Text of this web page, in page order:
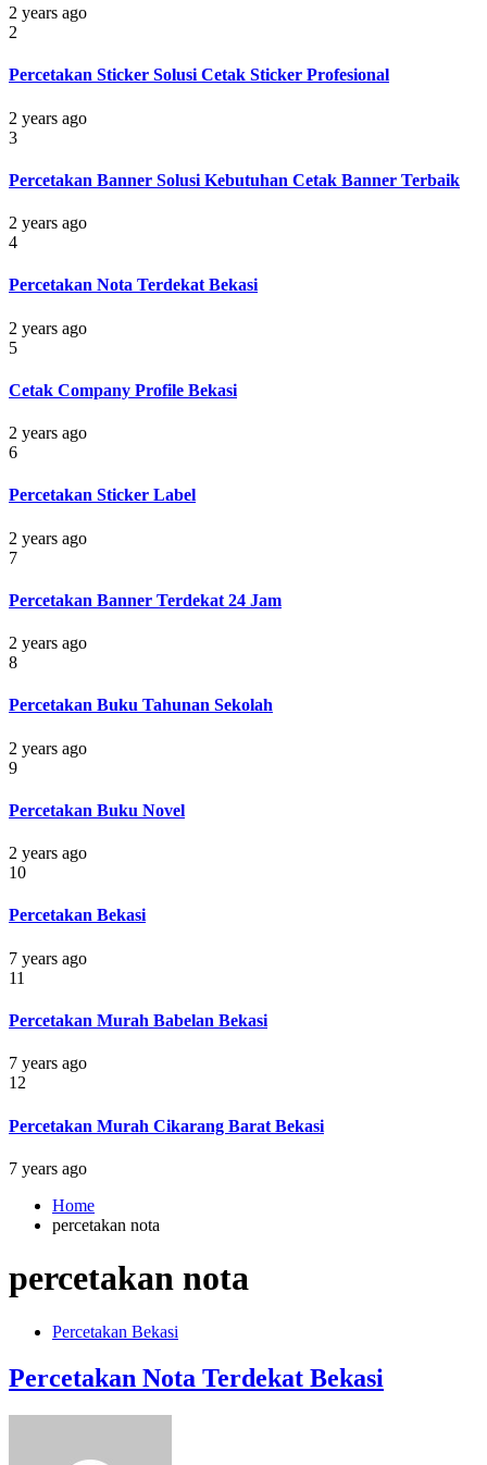
2 years ago
2
Percetakan Sticker Solusi Cetak Sticker Profesional
2 years ago
3
Percetakan Banner Solusi Kebutuhan Cetak Banner Terbaik
2 years ago
4
Percetakan Nota Terdekat Bekasi
2 years ago
5
Cetak Company Profile Bekasi
2 years ago
6
Percetakan Sticker Label
2 years ago
7
Percetakan Banner Terdekat 24 Jam
2 years ago
8
Percetakan Buku Tahunan Sekolah
2 years ago
9
Percetakan Buku Novel
2 years ago
10
Percetakan Bekasi
7 years ago
11
Percetakan Murah Babelan Bekasi
7 years ago
12
Percetakan Murah Cikarang Barat Bekasi
7 years ago
Home
percetakan nota
percetakan nota
Percetakan Bekasi
Percetakan Nota Terdekat Bekasi